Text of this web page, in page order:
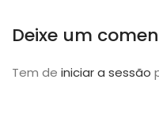
Deixe um
Tem de iniciar a sessão